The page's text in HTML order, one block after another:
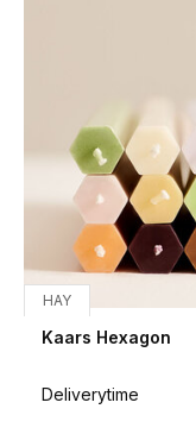
HAY
Kaars Hexagon
Deliverytime